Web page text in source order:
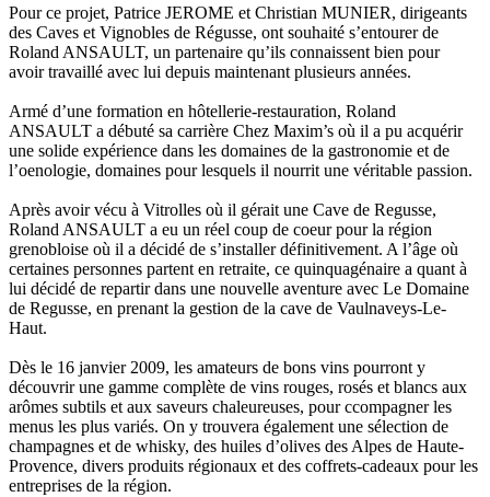
Pour ce projet, Patrice JEROME et Christian MUNIER, dirigeants
des Caves et Vignobles de Régusse, ont souhaité s’entourer de
Roland ANSAULT, un partenaire qu’ils connaissent bien pour
avoir travaillé avec lui depuis maintenant plusieurs années.
Armé d’une formation en hôtellerie-restauration, Roland
ANSAULT a débuté sa carrière Chez Maxim’s où il a pu acquérir
une solide expérience dans les domaines de la gastronomie et de
l’oenologie, domaines pour lesquels il nourrit une véritable passion.
Après avoir vécu à Vitrolles où il gérait une Cave de Regusse,
Roland ANSAULT a eu un réel coup de coeur pour la région
grenobloise où il a décidé de s’installer définitivement. A l’âge où
certaines personnes partent en retraite, ce quinquagénaire a quant à
lui décidé de repartir dans une nouvelle aventure avec Le Domaine
de Regusse, en prenant la gestion de la cave de Vaulnaveys-Le-
Haut.
Dès le 16 janvier 2009, les amateurs de bons vins pourront y
découvrir une gamme complète de vins rouges, rosés et blancs aux
arômes subtils et aux saveurs chaleureuses, pour ccompagner les
menus les plus variés. On y trouvera également une sélection de
champagnes et de whisky, des huiles d’olives des Alpes de Haute-
Provence, divers produits régionaux et des coffrets-cadeaux pour les
entreprises de la région.